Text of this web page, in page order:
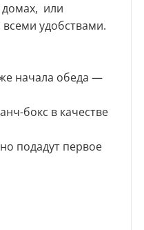
или
удобствами.
начала обеда —
бокс в качестве
подадут первое